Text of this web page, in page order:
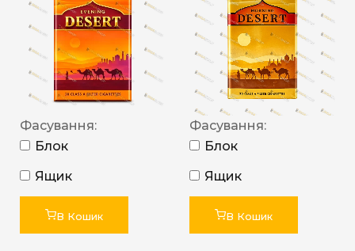
Фасування:
Блок
Ящик
В Кошик
Фасування:
Блок
Ящик
В Кошик